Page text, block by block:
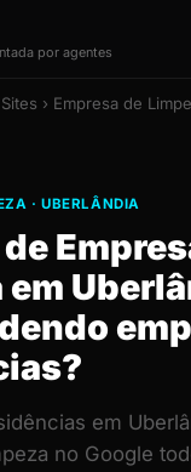
por agentes
› Empresa de
· UBERLÂNDIA
em
em
no Google